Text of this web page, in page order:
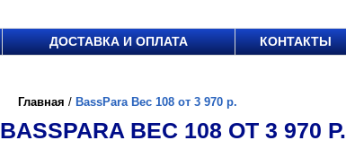
ДОСТАВКА И ОПЛАТА КОНТАКТЫ
Главная / BassPara Вес 108 от 3 970 р.
BASSPARA ВЕС 108 ОТ 3 970 Р.